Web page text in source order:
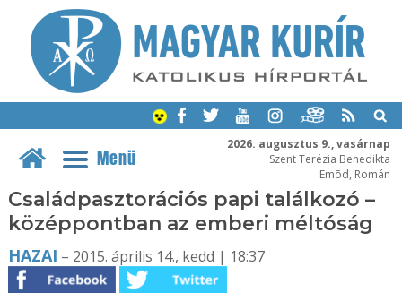
2026. augusztus 9., vasárnap
Szent Terézia Benedikta
Emõd, Román
Menü
Családpasztorációs papi találkozó –
középpontban az emberi méltóság
HAZAI – 2015. április 14., kedd | 18:37